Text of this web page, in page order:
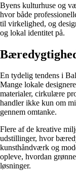
Byens kulturhuse og
hvor både
til virkelighed, og
og lokal identitet på.
En tydelig tendens i
Mange lokale
materialer, cirkulære
handler ikke kun om
gennem omtanke.
Flere af de kreative
udstillinger, hvor
kunsthåndværk og
opleve, hvordan
løsninger.